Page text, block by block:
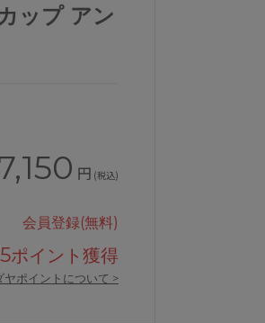
ップ アン
円 (税込)
会員登録(無料)
ポイント獲得
ヤポイントについて >